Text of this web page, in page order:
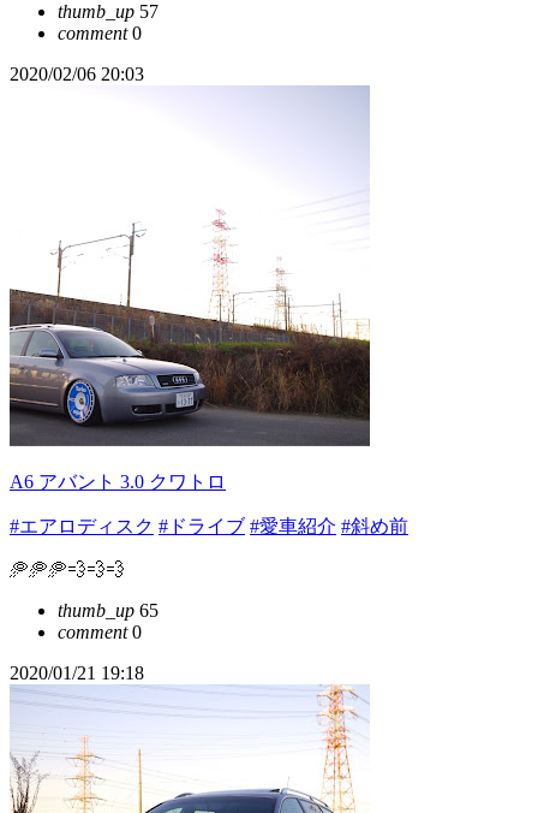
thumb_up 57
comment0
2020/02/06 20:03
A6 アバント 3.0 クワトロ
#エアロディスク #ドライブ #愛車紹介 #斜め前
🥏🥏🥏💨💨💨
thumb_up 65
comment0
2020/01/21 19:18